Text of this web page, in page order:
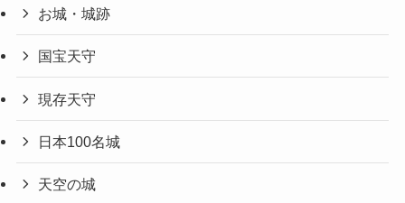
お城・城跡
国宝天守
現存天守
日本100名城
天空の城